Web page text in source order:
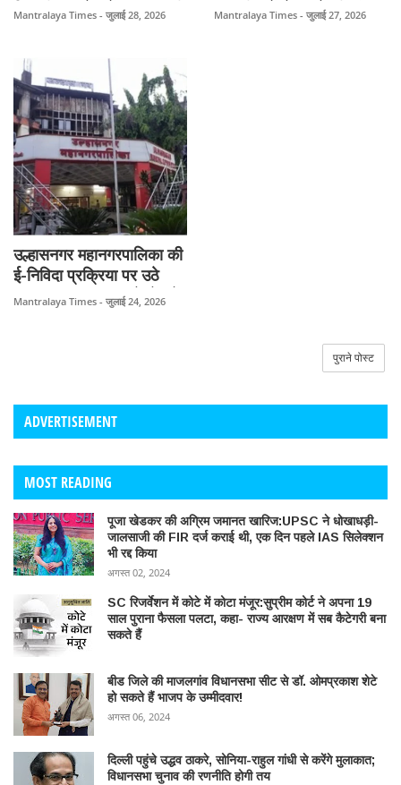
फिर भी नगरसेवकों का गुवाहाटी
Mantralaya Times - जुलाई 28, 2026
प्रभारी पदों से हटाने की मांग,
Mantralaya Times - जुलाई 27, 2026
उल्हासनगर महानगरपालिका की
ई-निविदा प्रक्रिया पर उठे
सवाल, 26-26 लाख के टेंडरों
Mantralaya Times - जुलाई 24, 2026
पुराने पोस्ट
ADVERTISEMENT
MOST READING
पूजा खेडकर की अग्रिम जमानत खारिज:UPSC ने धोखाधड़ी-
जालसाजी की FIR दर्ज कराई थी, एक दिन पहले IAS सिलेक्शन
भी रद्द किया
अगस्त 02, 2024
SC रिजर्वेशन में कोटे में कोटा मंजूर:सुप्रीम कोर्ट ने अपना 19
साल पुराना फैसला पलटा, कहा- राज्य आरक्षण में सब कैटेगरी बना
सकते हैं
बीड जिले की माजलगांव विधानसभा सीट से डॉ. ओमप्रकाश शेटे
हो सकते हैं भाजप के उम्मीदवार!
अगस्त 06, 2024
दिल्ली पहुंचे उद्धव ठाकरे, सोनिया-राहुल गांधी से करेंगे मुलाकात;
विधानसभा चुनाव की रणनीति होगी तय